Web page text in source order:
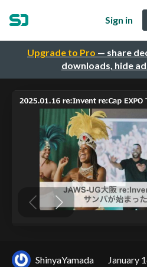
Upgrade to Pro — share
downloads, hide
Sign in
ShinyaYamada January